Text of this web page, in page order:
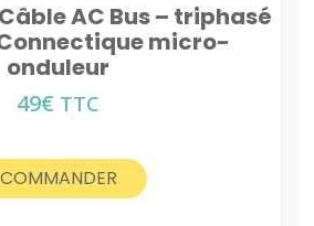
AC Bus – triphasé
micro-
onduleur
49€ TTC
COMMANDER